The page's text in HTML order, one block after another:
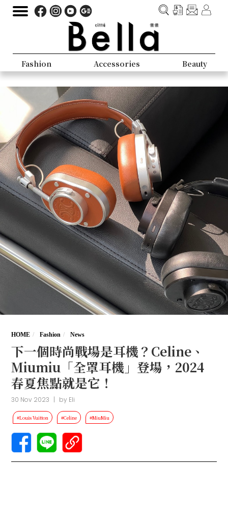
Fashion Accessories Beauty
HOME Fashion News
下一個時尚戰場是耳機？Celine、
Miumiu「全罩耳機」登場，2024
春夏焦點就是它！
30 Nov 2023 | by Eli
#Louis Vuitton #Celine #MiuMiu